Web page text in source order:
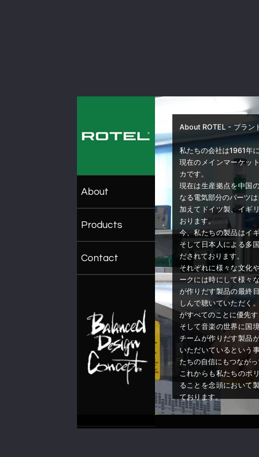
About ROTEL - ブラン
私たちの会社は1961年
現在のメインマーケッ
カです。
現在は生産拠点を中国
なる電気部分のパーツは
加えてドイツ製、イギ
おります。
今、私たちの製品はイ
そして日本人による多
だされております。
それぞれに様々な文化
ークには時にして様々
が作りだす製品の最終
しんで聴いていただく
がすべてのことに優先
そして音楽の世界に国
チームが作りだす製品
いただいているという
たちの自信にもつなが
これからも私たちのポ
ることを念頭において
ております。
About
Products
Contact